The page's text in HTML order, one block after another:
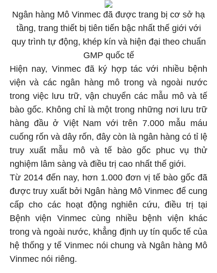
Ngân hàng Mô Vinmec đã được trang bị cơ sở hạ
tầng, trang thiết bị tiên tiến bậc nhất thế giới với
quy trình tự động, khép kín và hiện đại theo chuẩn
GMP quốc tế
Hiện nay, Vinmec đã ký hợp tác với nhiều bệnh
viện và các ngân hàng mô trong và ngoài nước
trong việc lưu trữ, vận chuyển các mẫu mô và tế
bào gốc. Không chỉ là một trong những nơi lưu trữ
hàng đầu ở Việt Nam với trên 7.000 mẫu máu
cuống rốn và dây rốn, đây còn là ngân hàng có tỉ lệ
truy xuất mẫu mô và tế bào gốc phuc vụ thử
nghiệm lâm sàng và điều trị cao nhất thế giới.
Từ 2014 đến nay, hơn 1.000 đơn vị tế bào gốc đã
được truy xuất bởi Ngân hàng Mô Vinmec để cung
cấp cho các hoạt động nghiên cứu, điều trị tại
Bệnh viện Vinmec cùng nhiều bệnh viện khác
trong và ngoài nước, khẳng định uy tín quốc tế của
hệ thống y tế Vinmec nói chung và Ngân hàng Mô
Vinmec nói riêng.